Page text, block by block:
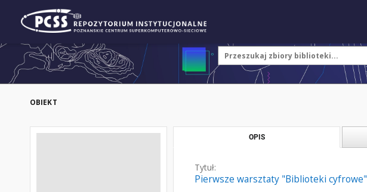
OBIEKT
OPIS
Tytuł:
Pierwsze warsztaty "Biblioteki cyfrowe"